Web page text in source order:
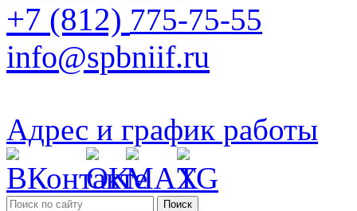
+7 (812) 775-75-55
info@spbniif.ru
Адрес и график работы
Поиск